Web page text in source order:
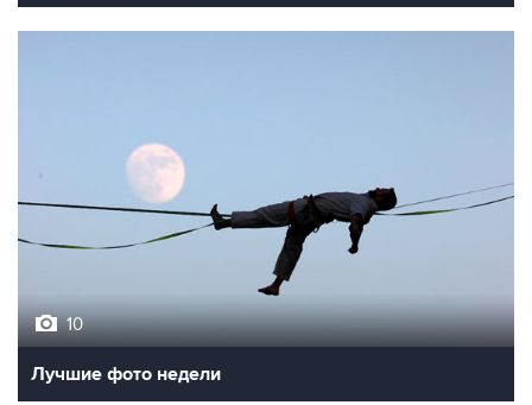
Лучшие фото недели